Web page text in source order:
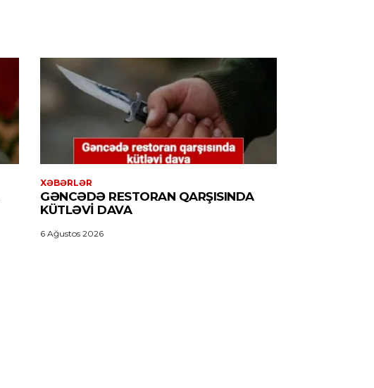
XƏBƏRLƏR
GƏNCƏDƏ RESTORAN QARŞISINDA
KÜTLƏVI DAVA
6 Ağustos 2026